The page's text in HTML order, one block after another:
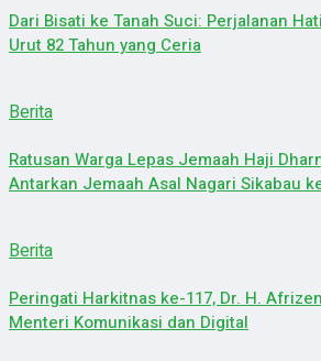
Dari Bisati ke Tanah Suci: Perjalanan
Urut 82 Tahun yang Ceria
Berita
Ratusan Warga Lepas Jemaah Haji
Antarkan Jemaah Asal Nagari Sikabau
Berita
Peringati Harkitnas ke-117, Dr. H.
Menteri Komunikasi dan Digital